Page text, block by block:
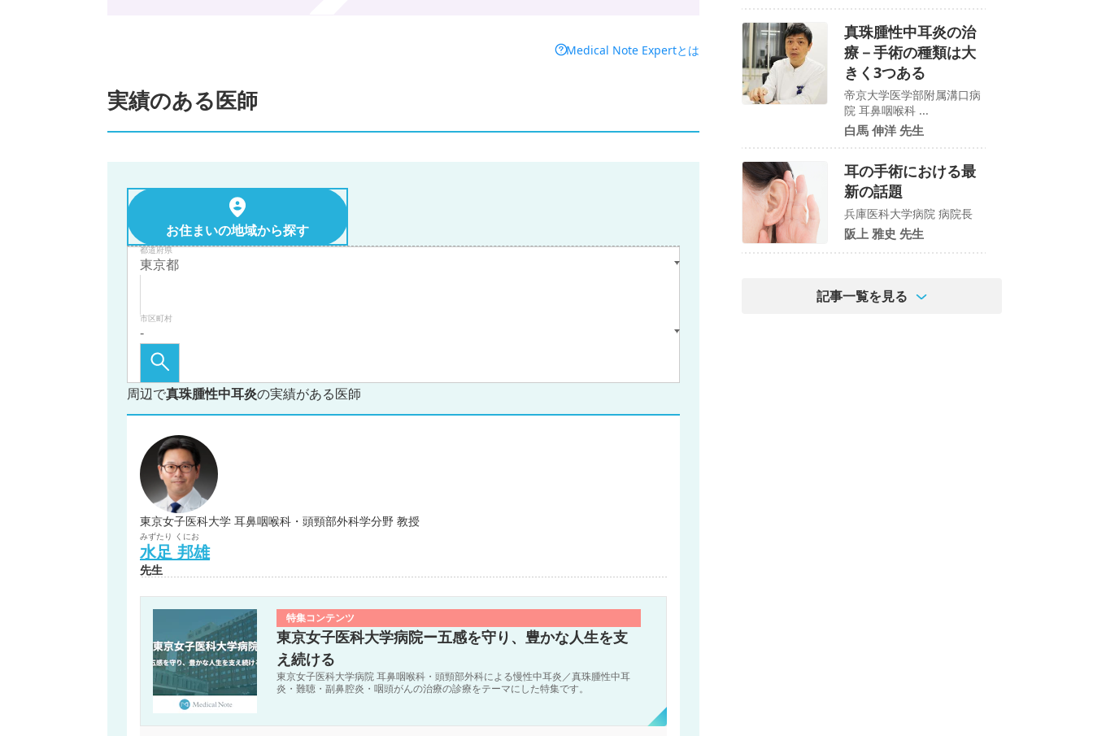
Medical Note Expertとは
実績のある医師
お住まいの地域から探す
都道府県
市区町村
周辺で真珠腫性中耳炎の実績がある医師
東京女子医科大学 耳鼻咽喉科・頭頸部外科学分野 教授
みずたり くにお
水足 邦雄
先生
特集コンテンツ
東京女子医科大学病院ー五感を守り、豊かな人生を支
え続ける
東京女子医科大学病院 耳鼻咽喉科・頭頸部外科による慢性中耳炎／真珠腫性中耳
炎・難聴・副鼻腔炎・咽頭がんの治療の診療をテーマにした特集です。
真珠腫性中耳炎の治
療－手術の種類は大
きく3つある
帝京大学医学部附属溝口病
院 耳鼻咽喉科 ...
白馬 伸洋 先生
耳の手術における最
新の話題
兵庫医科大学病院 病院長
阪上 雅史 先生
記事一覧を見る